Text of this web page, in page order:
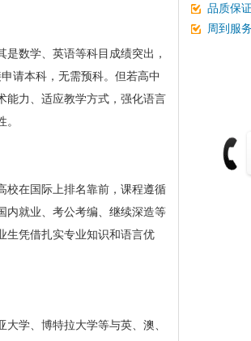
数学、英语等科目成绩突出，
请本科，无需预科。但若高中
能力、适应教学方式，强化语言
校在国际上排名靠前，课程遵循
内就业、考公考编、继续深造等
生凭借扎实专业知识和语言优
学、博特拉大学等与英、澳、
品质保证
周到服务